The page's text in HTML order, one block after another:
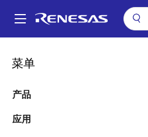
到
Main
菜单
产品
应用
面
包
屑